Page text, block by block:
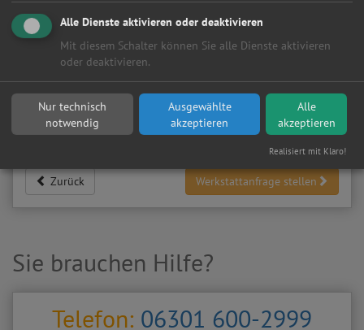
Meine Autowerkstattauf Autoreparaturen.de aktivieren und
Kundenanfragen erhalten?
Werkstatt aktivieren
Sie möchten auf Autoreparaturen.dean diese
KFZ-Werkstatt
eine kostenlose und unverbindliche Reparaturanfrage
Zurück Werkstattanfrage stellen
Sie brauchen Hilfe?
Telefon: 06301 600-2999
Alle Dienste aktivieren oder deaktivieren
Mit diesem Schalter können Sie alle Dienste aktivieren
oder deaktivieren.
Nur technisch
notwendig
Ausgewählte
akzeptieren
Alle
akzeptieren
Realisiert mit Klaro!